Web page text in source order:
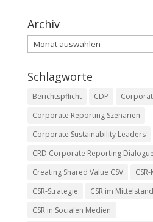
Archiv
Archiv
Schlagworte
Berichtspflicht CDP
Corporate Reporting Szenarien
Corporate Sustainability Leaders
CRD Corporate Reporting Dialogue
Creating Shared Value CSV
CSR-Strategie
CSR im Mittelstand
CSR in Socialen Medien